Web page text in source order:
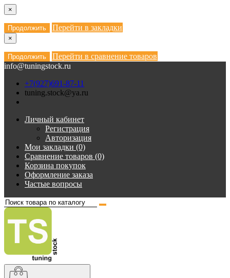
×
Продолжить Перейти в закладки
×
Продолжить
Перейти в сравнение товаров
info@tuningstock.ru
+7(927)691-87-11
tuning.stock@ya.ru
Личный кабинет
Регистрация
Авторизация
Мои закладки (0)
Сравнение товаров (0)
Корзина покупок
Оформление заказа
Частые вопросы